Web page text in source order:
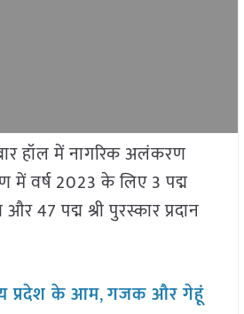
हॉल में नागरिक अलंकरण
में वर्ष 2023 के लिए 3 पद्म
47 पद्म श्री पुरस्कार प्रदान
प्रदेश के आम,गजक और गेहूं